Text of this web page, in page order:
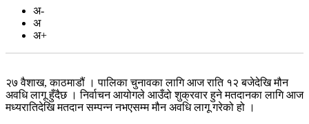
अ-
अ
अ+
२७ वैशाख, काठमाडौं । पालिका चुनावका लागि आज राति १२ बजेदेखि मौन
अवधि लागू हुँदैछ । निर्वाचन आयोगले आउँदो शुक्रवार हुने मतदानका लागि आज
मध्यरातिदेखि मतदान सम्पन्न नभएसम्म मौन अवधि लागू गरेको हो ।